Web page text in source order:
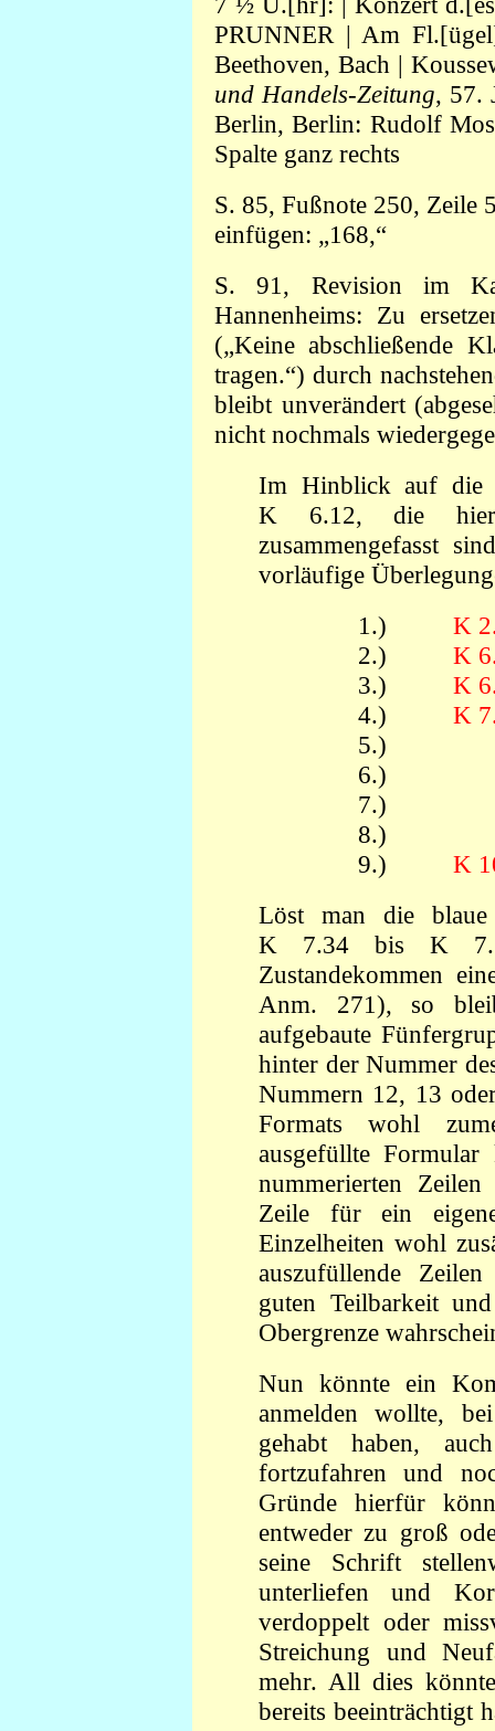
PRUNNER | Am
Beethoven, Bach |
und Handels-Zeitung, 57.
Berlin, Berlin: Rudolf
Spalte ganz rechts
S. 85, Fußnote 250, Zeile
einfügen: „168,“
S. 91, Revision im
Hannenheims: Zu
(„Keine abschließende
tragen.“) durch
bleibt unverändert
nicht nochmals
Im Hinblick auf die
K 6.12, die hier
zusammengefasst
vorläufige
1.) K
2.) K
3.) K
4.) K
9.) K
Löst man die blaue
K 7.34 bis K
Zustandekommen
Anm. 271), so
aufgebaute
hinter der Nummer
Nummern 12, 13
Formats wohl
ausgefüllte
nummerierten
Zeile für ein
Einzelheiten wohl
auszufüllende
guten Teilbarkeit
Obergrenze
Nun könnte ein
anmelden wollte,
gehabt haben,
fortzufahren und
Gründe hierfür
entweder zu groß
seine Schrift
unterliefen und
verdoppelt oder
Streichung und
mehr. All dies
bereits beeinträchtigt